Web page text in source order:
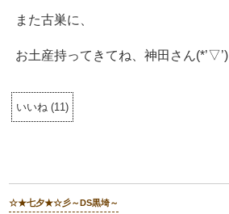
また古巣に、
お土産持ってきてね、神田さん(*’▽’)
いいね (11)
☆★七夕★☆彡～DS黒埼～